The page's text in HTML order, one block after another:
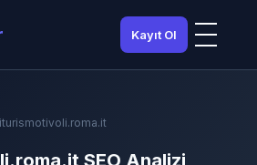
Kayıt Ol
SEO Analizi